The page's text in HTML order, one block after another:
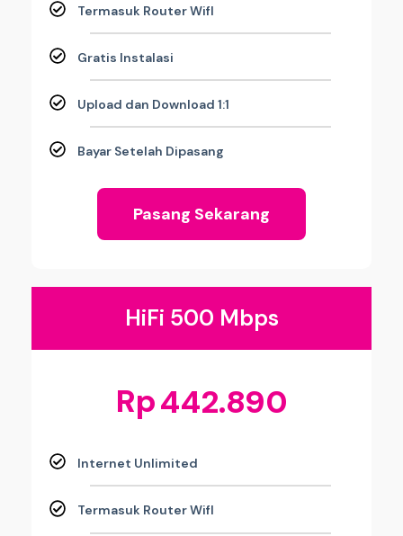
Termasuk Router WifI
Gratis Instalasi
Upload dan Download 1:1
Bayar Setelah Dipasang
Pasang Sekarang
HiFi 500 Mbps
Rp442.890
Internet Unlimited
Termasuk Router WifI